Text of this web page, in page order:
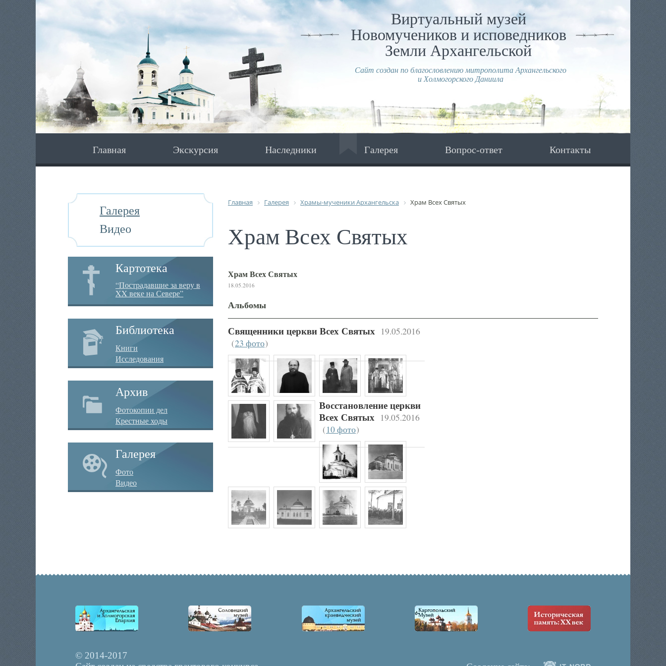
Виртуальный музей
Новомучеников и исповедников
Земли Архангельской
Сайт создан по благословлению митрополита Архангельского
и Холмогорского Даниила
Главная Экскурсия Наследники Галерея Вопрос-ответ Контакты
Галерея
Видео
Картотека
“Пострадавшие за веру в
XX веке на Севере”
Библиотека
Книги
Исследования
Архив
Фотокопии дел
Крестные ходы
Галерея
Фото
Видео
Главная Галерея Храмы-мученики Архангельска Храм Всех Святых
Храм Всех Святых
Храм Всех Святых
18.05.2016
Альбомы
Священники церкви Всех Святых
19.05.2016
(23 фото)
Восстановление церкви
Всех Святых
19.05.2016
(10 фото)
© 2014-2017